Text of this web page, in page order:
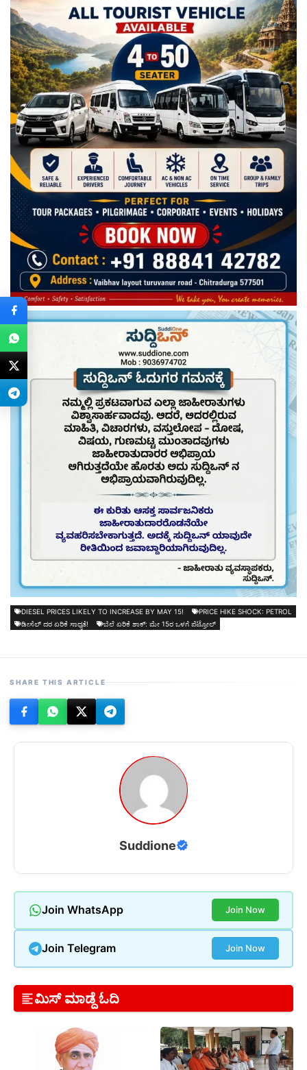
DIESEL PRICES LIKELY TO INCREASE BY MAY 15!
PRICE HIKE SHOCK: PETROL
ಡೀಸೆಲ್ ದರ ಏರಿಕೆ ಸಾಧ್ಯತೆ!
ಬೆಲೆ ಏರಿಕೆ ಶಾಕ್: ಮೇ 15ರ ಒಳಗೆ ಪೆಟ್ರೋಲ್
SHARE THIS ARTICLE
Suddione
Join WhatsApp Join Now
Join Telegram Join Now
ಮಿಸ್ ಮಾಡ್ದೆ ಓದಿ